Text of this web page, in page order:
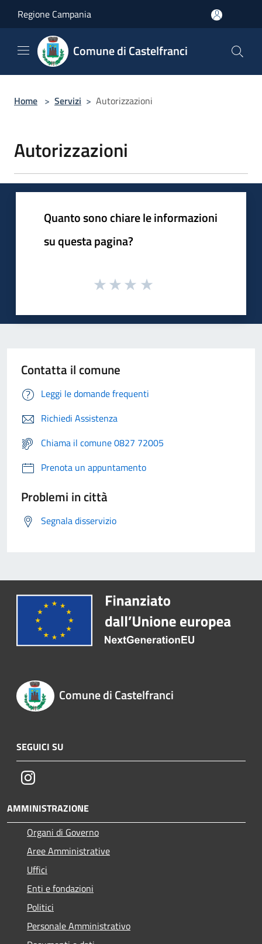
Regione Campania
Comune di Castelfranci
Home > Servizi > Autorizzazioni
Autorizzazioni
Quanto sono chiare le informazioni
su questa pagina?
Contatta il comune
Leggi le domande frequenti
Richiedi Assistenza
Chiama il comune 0827 72005
Prenota un appuntamento
Problemi in città
Segnala disservizio
Comune di Castelfranci
SEGUICI SU
Instagram
AMMINISTRAZIONE
Organi di Governo
Aree Amministrative
Uffici
Enti e fondazioni
Politici
Personale Amministrativo